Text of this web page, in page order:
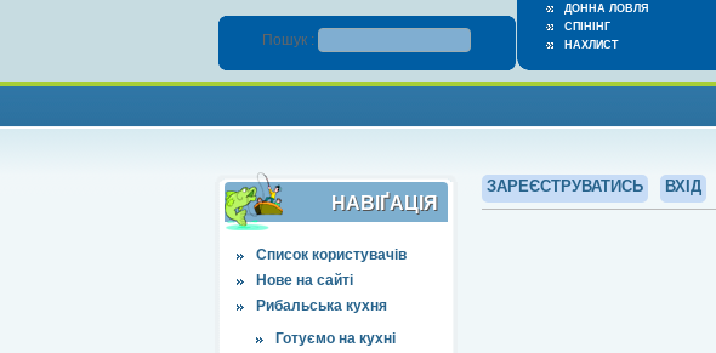
ДОННА ЛОВЛЯ
СПІНІНГ
НАХЛИСТ
Пошук :
НАВІҐАЦІЯ
Список користувачів
Нове на сайті
Рибальська кухня
Готуємо на кухні
ЗАРЕЄСТРУВАТИСЬ ВХІД